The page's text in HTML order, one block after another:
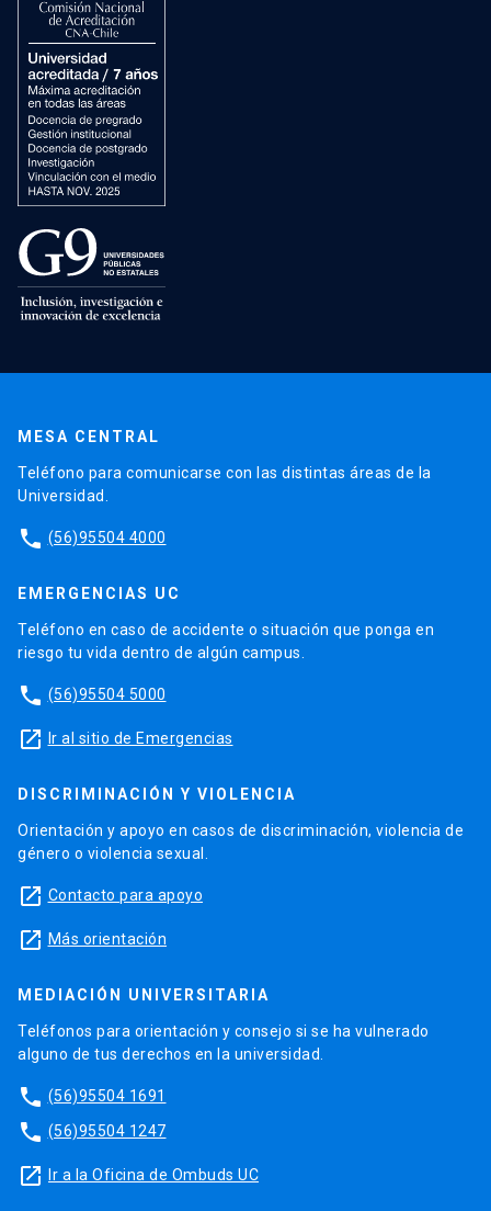
MESA CENTRAL
Teléfono para comunicarse con las distintas áreas de la
Universidad.
phone (56)95504 4000
EMERGENCIAS UC
Teléfono en caso de accidente o situación que ponga en
riesgo tu vida dentro de algún campus.
phone (56)95504 5000
launch Ir al sitio de Emergencias
DISCRIMINACIÓN Y VIOLENCIA
Orientación y apoyo en casos de discriminación, violencia de
género o violencia sexual.
launch Contacto para apoyo
launch Más orientación
MEDIACIÓN UNIVERSITARIA
Teléfonos para orientación y consejo si se ha vulnerado
alguno de tus derechos en la universidad.
phone (56)95504 1691
phone (56)95504 1247
launch Ir a la Oficina de Ombuds UC